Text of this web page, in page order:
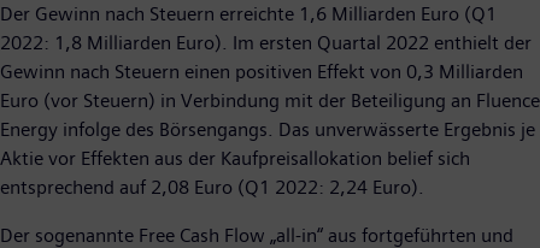
Der Gewinn nach Steuern erreichte 1,6 Milliarden Euro (Q1
2022: 1,8 Milliarden Euro). Im ersten Quartal 2022 enthielt der
Gewinn nach Steuern einen positiven Effekt von 0,3 Milliarden
Euro (vor Steuern) in Verbindung mit der Beteiligung an Fluence
Energy infolge des Börsengangs. Das unverwässerte Ergebnis je
Aktie vor Effekten aus der Kaufpreisallokation belief sich
entsprechend auf 2,08 Euro (Q1 2022: 2,24 Euro).
Der sogenannte Free Cash Flow „all-in“ aus fortgeführten und